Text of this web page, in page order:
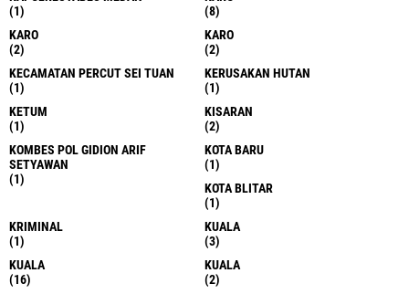
(1)
(8)
KARO
(2)
KARO
(2)
KECAMATAN PERCUT SEI TUAN
(1)
KERUSAKAN HUTAN
(1)
KETUM
(1)
KISARAN
(2)
KOMBES POL GIDION ARIF
SETYAWAN
(1)
KOTA BARU
(1)
KOTA BLITAR
(1)
KRIMINAL
(1)
KUALA
(3)
KUALA
(16)
KUALA
(2)